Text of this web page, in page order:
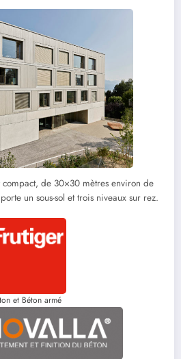
de 30×30 mètres environ de
un sous-sol et trois niveaux sur rez.
et Béton armé